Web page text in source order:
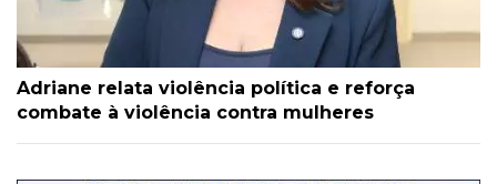
Adriane relata violência política e reforça
combate à violência contra mulheres